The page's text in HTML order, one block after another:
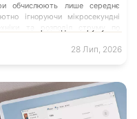
обчислюють лише середнє
ігноруючи мікросекундні
та розподіл струму по
насправді визначають
підібрати БЖ із
ОГЛЯД:
28 Лип, 2026